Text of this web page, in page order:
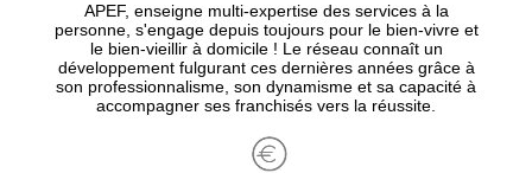
APEF, enseigne multi-expertise des services à la
personne, s'engage depuis toujours pour le bien-vivre et
le bien-vieillir à domicile ! Le réseau connaît un
développement fulgurant ces dernières années grâce à
son professionnalisme, son dynamisme et sa capacité à
accompagner ses franchisés vers la réussite.